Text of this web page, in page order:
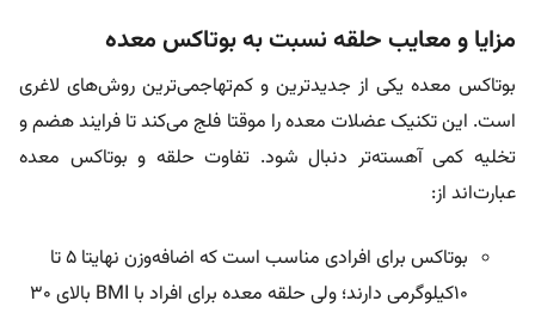
مزایا و معایب حلقه نسبت به بوتاکس معده
بوتاکس معده یکی از جدیدترین و کم‌تهاجمی‌ترین روش‌های لاغری
است. این تکنیک عضلات معده را موقتا فلج می‌کند تا فرایند هضم و
تخلیه کمی آهسته‌تر دنبال شود.‌ تفاوت‌ حلقه و بوتاکس معده
عبارت‌اند از:
بوتاکس برای افرادی مناسب است که اضافه‌وزن نهایتا ۵ تا
۱۰کیلوگرمی دارند؛ ولی حلقه معده برای افراد با BMI بالای ۳۰